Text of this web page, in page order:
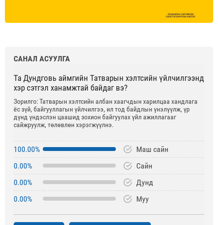
САНАЛ АСУУЛГА
Та Дундговь аймгийн Татварын хэлтсийн үйлчилгээнд
хэр сэтгэл ханамжтай байдаг вэ?
Зорилго: Татварын хэлтсийн албан хаагчдын харилцаа хандлага
ёс зүй, байгууллагын үйлчилгээ, ил тод байдлын үнэлүүлж, үр
дүнд үндэслэн цаашид зохион байгуулах үйл ажиллагааг
сайжруулж, төлөвлөн хэрэгжүүлнэ.
100.00%
Маш сайн
0.00%
Сайн
0.00%
Дунд
0.00%
Муу